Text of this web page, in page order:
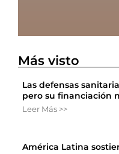
Más visto
Las defensas
pero su financiación
Leer Más >>
América Latina